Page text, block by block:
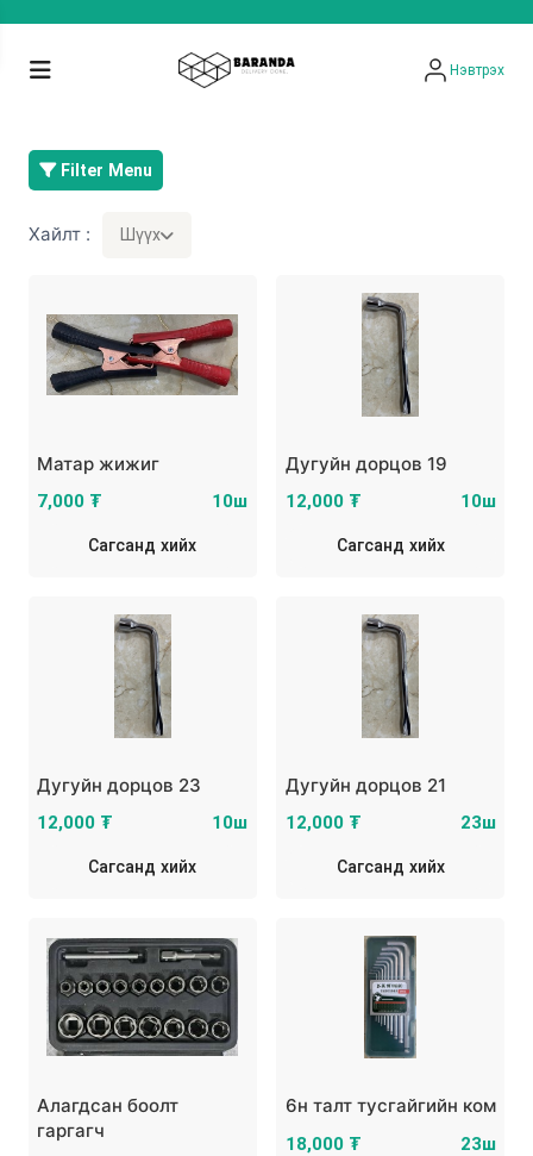
Нэвтрэх
Filter Menu
Хайлт : Шүүх
Матар жижиг
7,000 ₮ 10ш
Сагсанд хийх
Дугуйн дорцов 19
12,000 ₮ 10ш
Сагсанд хийх
Дугуйн дорцов 23
12,000 ₮ 10ш
Сагсанд хийх
Дугуйн дорцов 21
12,000 ₮ 23ш
Сагсанд хийх
Алагдсан боолт
гаргагч
6н талт тусгайгийн ком
18,000 ₮ 23ш